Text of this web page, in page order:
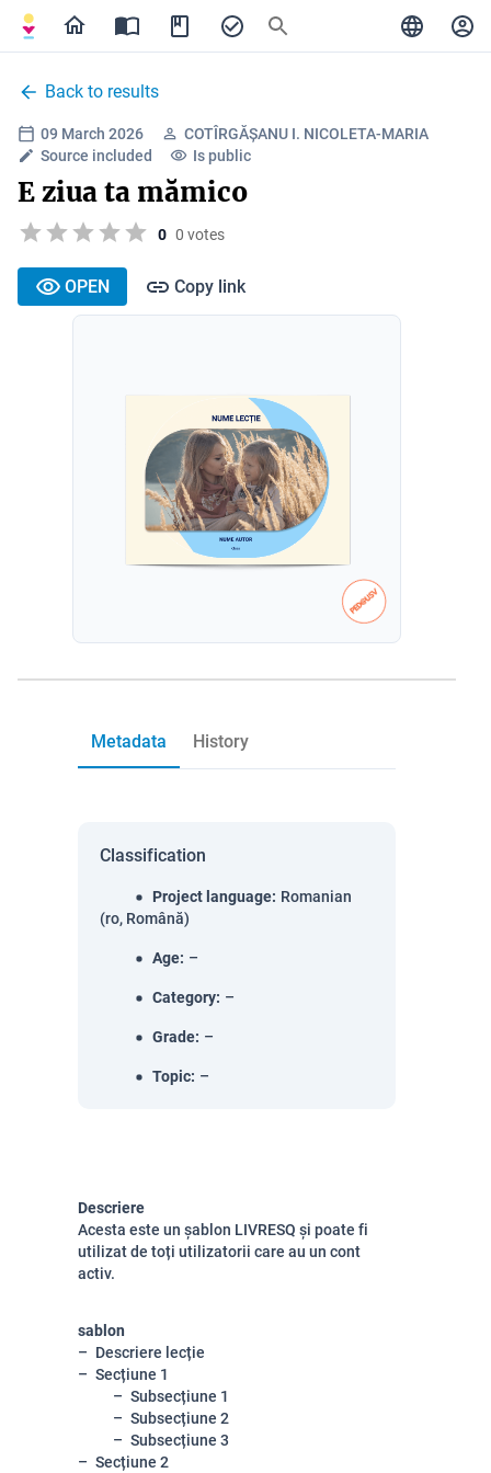
Back to results
09 March 2026
COTÎRGĂȘANU I. NICOLETA-MARIA
Source included
Is public
E ziua ta mămico
0 0 votes
OPEN Copy link
Metadata History
Classification
Project language: Romanian
(ro, Română)
Age: –
Category: –
Grade: –
Topic: –
Descriere
Acesta este un șablon LIVRESQ și poate fi
utilizat de toți utilizatorii care au un cont
activ.
sablon
Descriere lecție
Secțiune 1
Subsecțiune 1
Subsecțiune 2
Subsecțiune 3
Secțiune 2